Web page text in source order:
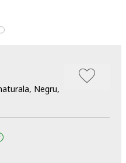
Negru,